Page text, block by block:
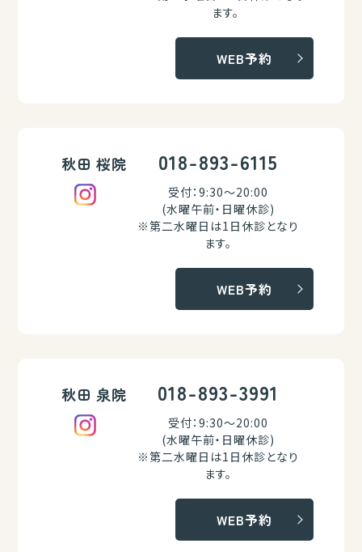
ます。
WEB予約
秋田 桜院 018-893-6115
受付：9:30～20:00
(水曜午前・日曜休診)
※第二水曜日は1日休診となり
ます。
WEB予約
秋田 泉院 018-893-3991
受付：9:30～20:00
(水曜午前・日曜休診)
※第二水曜日は1日休診となり
ます。
WEB予約